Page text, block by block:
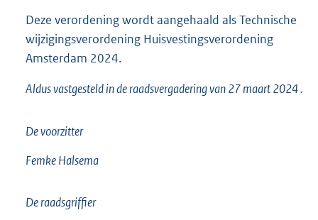
Deze verordening wordt aangehaald als Technische
wijzigingsverordening Huisvestingsverordening
Amsterdam 2024.
Aldus vastgesteld in de raadsvergadering van 27 maart 2024 .
De voorzitter
Femke Halsema
De raadsgriffier